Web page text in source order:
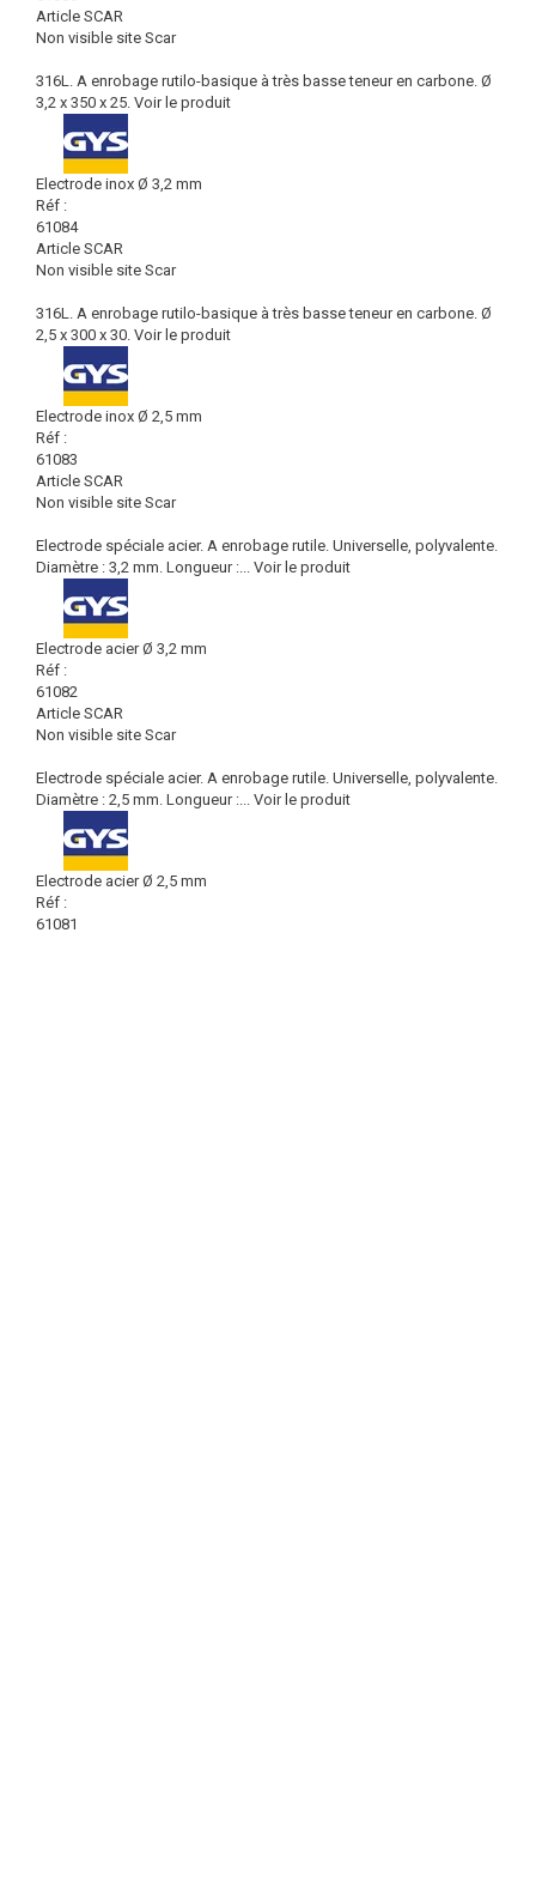
Article SCAR
Non visible site Scar
316L. A enrobage rutilo-basique à très basse teneur en carbone. Ø
3,2 x 350 x 25. Voir le produit
Electrode inox Ø 3,2 mm
Réf :
61084
Article SCAR
Non visible site Scar
316L. A enrobage rutilo-basique à très basse teneur en carbone. Ø
2,5 x 300 x 30. Voir le produit
Electrode inox Ø 2,5 mm
Réf :
61083
Article SCAR
Non visible site Scar
Electrode spéciale acier. A enrobage rutile. Universelle, polyvalente.
Diamètre : 3,2 mm. Longueur :... Voir le produit
Electrode acier Ø 3,2 mm
Réf :
61082
Article SCAR
Non visible site Scar
Electrode spéciale acier. A enrobage rutile. Universelle, polyvalente.
Diamètre : 2,5 mm. Longueur :... Voir le produit
Electrode acier Ø 2,5 mm
Réf :
61081